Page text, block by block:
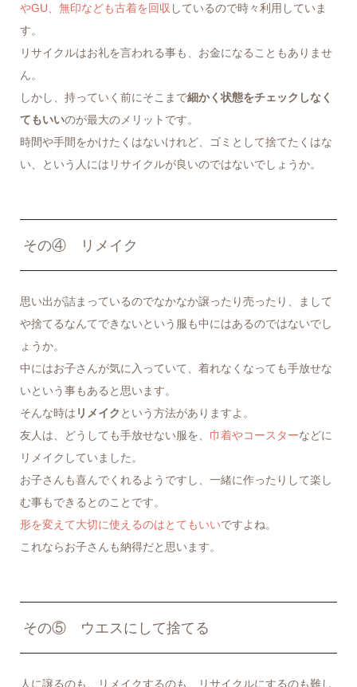
やGU、無印なども古着を回収 しているので時々利用していま
す。
リサイクルはお礼を言われる事も、お金になることもありませ
ん。
しかし、持っていく前にそこまで細かく状態をチェックしなく
てもいいのが最大のメリットです。
時間や手間をかけたくはないけれど、ゴミとして捨てたくはな
い、という人にはリサイクルが良いのではないでしょうか。
その④ リメイク
思い出が詰まっているのでなかなか譲ったり売ったり、まして
や捨てるなんてできないという服も中にはあるのではないでし
ょうか。
中にはお子さんが気に入っていて、着れなくなっても手放せな
いという事もあると思います。
そんな時は リメイク という方法がありますよ。
友人は、どうしても手放せない服を、 巾着やコースターなどに
リメイクしていました。
お子さんも喜んでくれるようですし、一緒に作ったりして楽し
む事もできるとのことです。
形を変えて大切に使えるのはとてもいいですよね。
これならお子さんも納得だと思います。
その⑤ ウエスにして捨てる
人に譲るのも、リメイクするのも、リサイクルにするのも難し